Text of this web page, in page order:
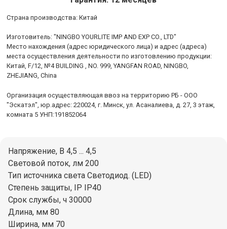
Cтрана производства: Китай
Изготовитель: "NINGBO YOURLITE IMP AND EXP CO., LTD"
Место нахождения (адрес юридического лица) и адрес (адреса)
места осуществления деятельности по изготовлению продукции:
Китай, F/12, №4 BUILDING , NO. 999, YANGFAN ROAD, NINGBO,
ZHEJIANG, China
Организация осуществляющая ввоз на территорию РБ - ООО
"Эскатэл", юр.адрес: 220024, г. Минск, ул. Асаналиева, д. 27, 3 этаж,
комната 5 УНП:191852064
Напряжение, В 4,5 ... 4,5
Световой поток, лм 200
Тип источника света Светодиод. (LED)
Степень защиты, IP IP40
Срок службы, ч 30000
Длина, мм 80
Ширина, мм 70